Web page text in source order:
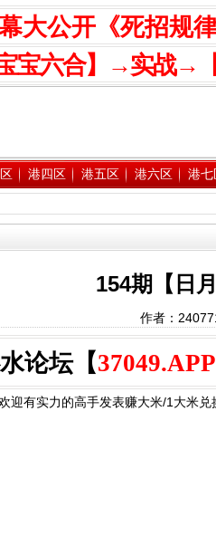
大公开《死招规
宝宝六合】→实战→
港四区 港五区 港六区 港七
154期【日
作者：
论坛【37049.APP
迎有实力的高手发表赚大米/1大米